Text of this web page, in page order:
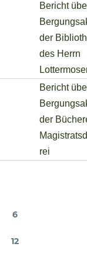
Bericht
der
des Herrn
Bericht
der
rei
6
12